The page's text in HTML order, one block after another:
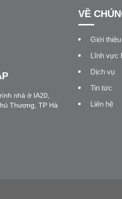
nhà ở IA20,
Thượng, TP Hà
VỀ
Giới thiệu
Lĩnh vực
Dịch vụ
Tin tức
Liên hệ